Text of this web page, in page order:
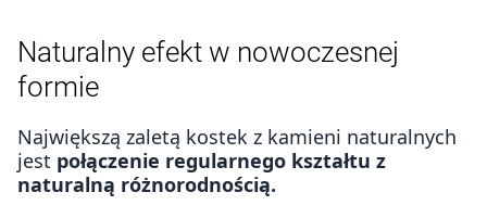
Naturalny efekt w nowoczesnej
formie
Największą zaletą kostek z kamieni naturalnych
jest połączenie regularnego kształtu z
naturalną różnorodnością.